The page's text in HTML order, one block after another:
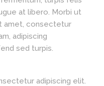
at libero. Morbi ut
amet, consectetur
adipiscing
sed turpis.
adipiscing elit.